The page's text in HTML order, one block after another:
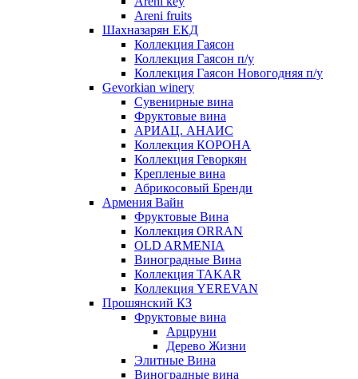
Areni fruits
Шахназарян ЕКД
Коллекция Гаясон
Коллекция Гаясон п/у
Коллекция Гаясон Новогодняя п/у
Gevorkian winery
Сувенирные вина
Фруктовые вина
АРИАЦ. АНАИС
Коллекция КОРОНА
Коллекция Геворкян
Крепленые вина
Абрикосовый Бренди
Армения Вайн
Фруктовые Вина
Коллекция ORRAN
OLD ARMENIA
Виноградные Вина
Коллекция TAKAR
Коллекция YEREVAN
Прошянский КЗ
Фруктовые вина
Арцруни
Дерево Жизни
Элитные Вина
Виноградные вина